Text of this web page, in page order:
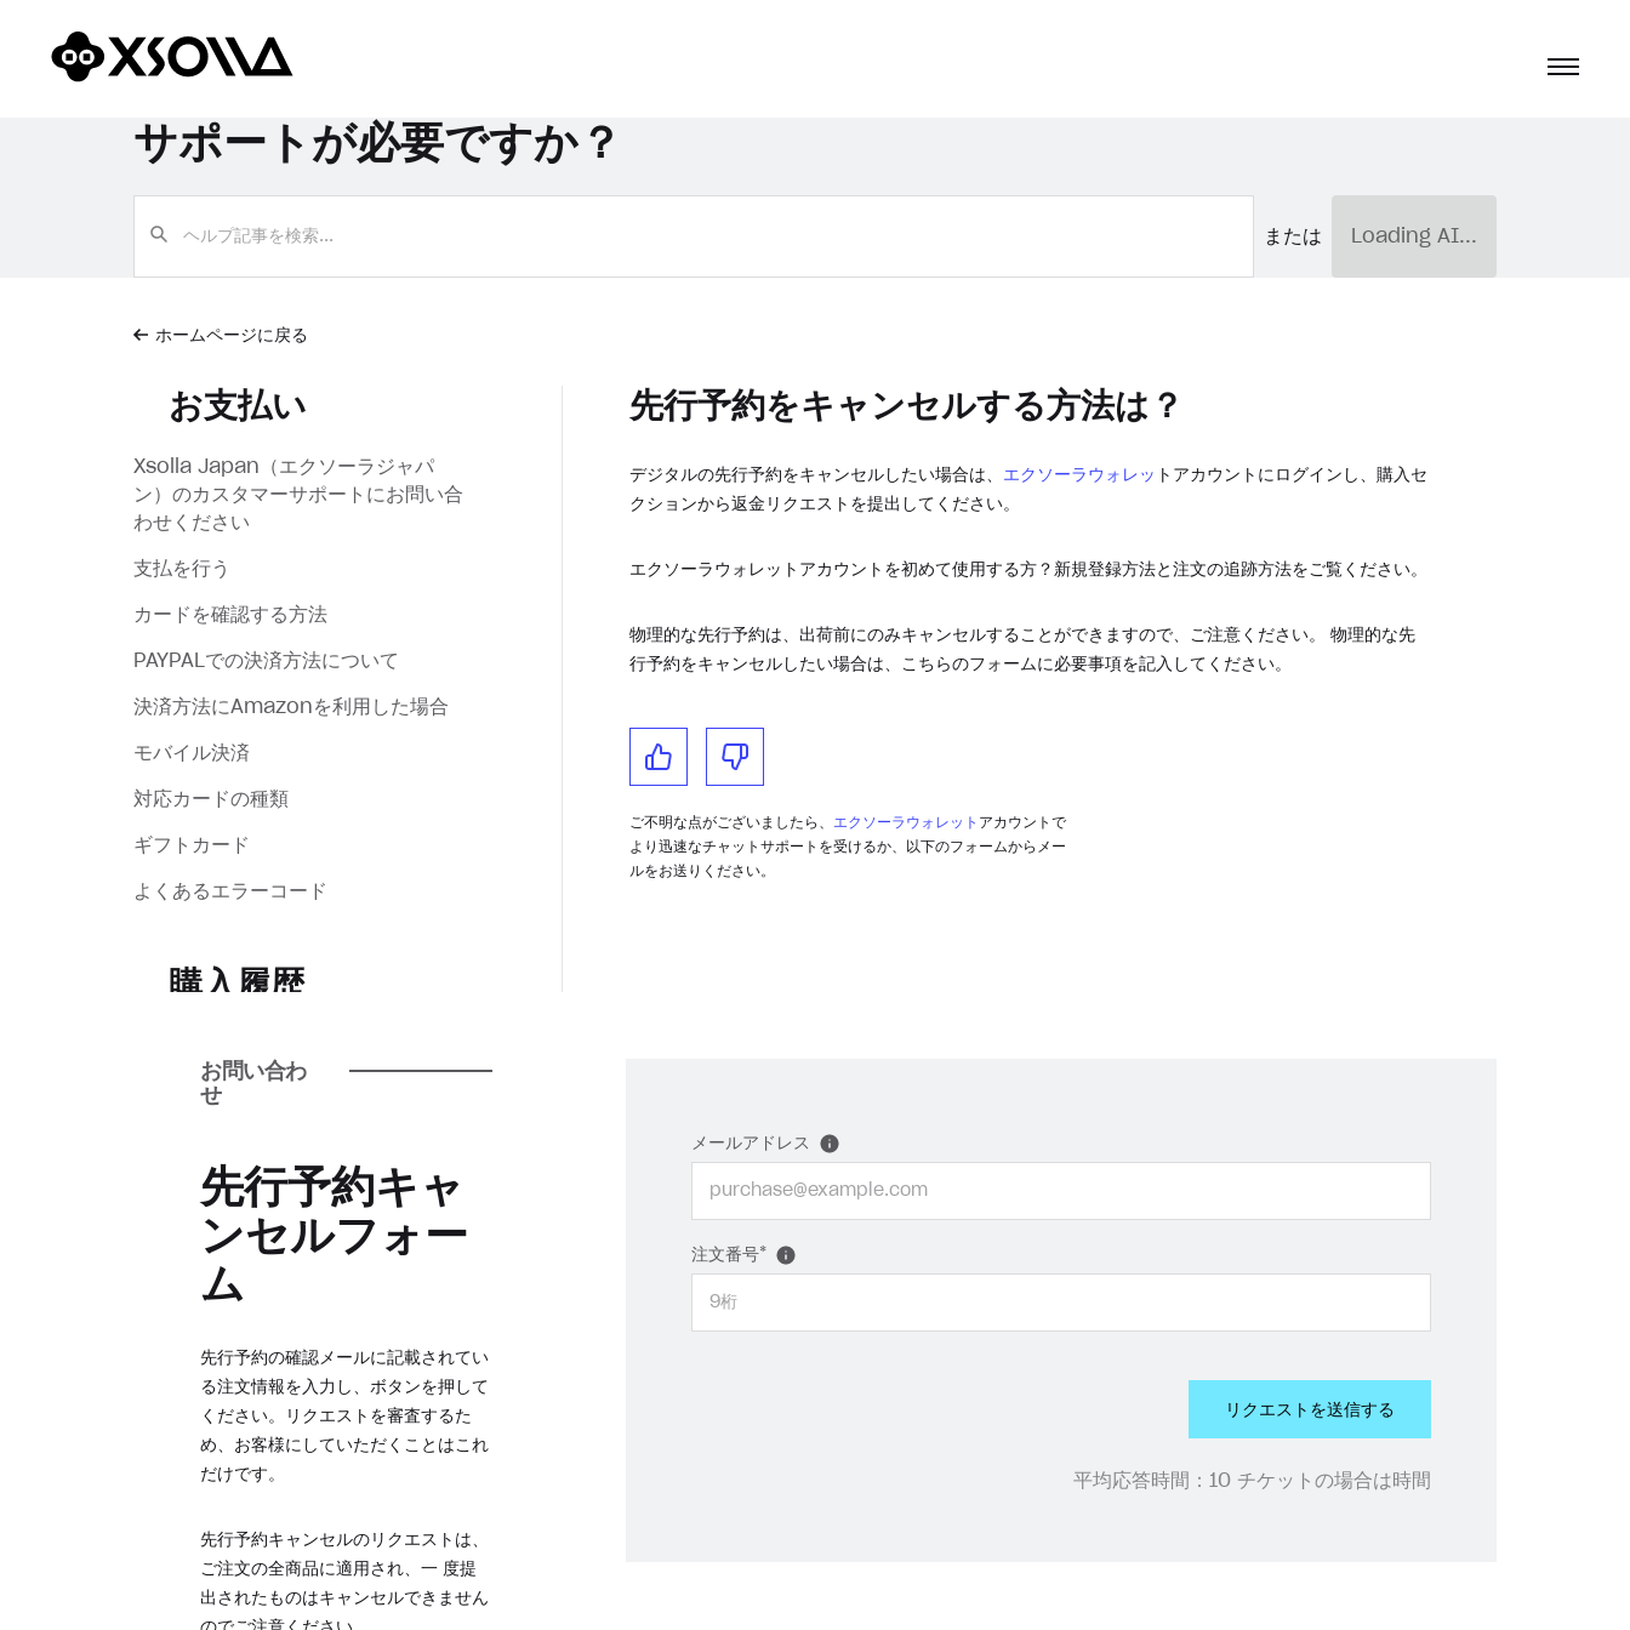
サポートが必要ですか？
または Loading AI...
ホームページに戻る
お支払い
Xsolla Japan（エクソーラジャパ
ン）のカスタマーサポートにお問い合
わせください
支払を行う
カードを確認する方法
PAYPALでの決済方法について
決済方法にAmazonを利用した場合
モバイル決済
対応カードの種類
ギフトカード
よくあるエラーコード
購入履歴
品が届いていません
間違ったアカウントで購入してしまい
ゲームは期待通りに動きません
返金
現物商品の返金を受けるにはどうすれ
ばよいですか？
先行予約をキャンセルする方法は？
デジタルの先行予約をキャンセルしたい場合は、 エクソーラウォレッ トアカウントにログインし、購入セ
クションから返金リクエストを提出してください。
エクソーラウォレットアカウントを初めて使用する方？新規登録方法と注文の追跡方法をご覧ください。
物理的な先行予約は、出荷前にのみキャンセルすることができますので、ご注意ください。 物理的な先
行予約をキャンセルしたい場合は、こちらのフォームに必要事項を記入してください。
ご不明な点がございましたら、 エクソーラウォレット アカウントで
より迅速なチャットサポートを受けるか、以下のフォームからメー
ルをお送りください。
お問い合わ
せ
先行予約キャ
ンセルフォー
ム
先行予約の確認メールに記載されてい
る注文情報を入力し、ボタンを押して
ください。リクエストを審査するた
め、お客様にしていただくことはこれ
だけです。
先行予約キャンセルのリクエストは、
ご注文の全商品に適用され、一 度提
出されたものはキャンセルできません
メールアドレス
注文番号*
リクエストを送信する
平均応答時間： 10 チケットの場合は時間